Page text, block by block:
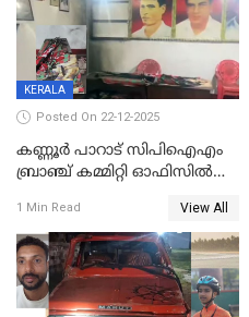
KERALA
Posted On 22-12-2025
കണ്ണൂർ പാറാട് സിപിഐഎം
ബ്രാഞ്ച് കമ്മിറ്റി ഓഫിസിൽ
ചിത്രങ്ങളടക്കം കത്തിയ
നിലയിൽ
1 Min Read View All